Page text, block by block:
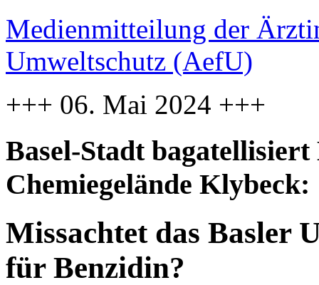
Medienmitteilung der
Umweltschutz (AefU)
+++ 06. Mai 2024 +++
Basel-Stadt
Chemiegelände Klybeck:
Missachtet das Basler
für Benzidin?